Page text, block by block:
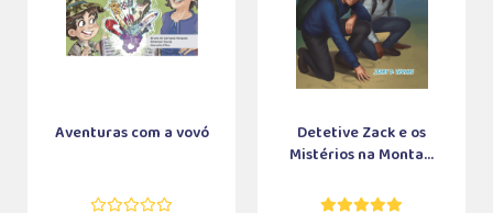
Aventuras com a vovó
Detetive Zack e os
Mistérios na Monta...